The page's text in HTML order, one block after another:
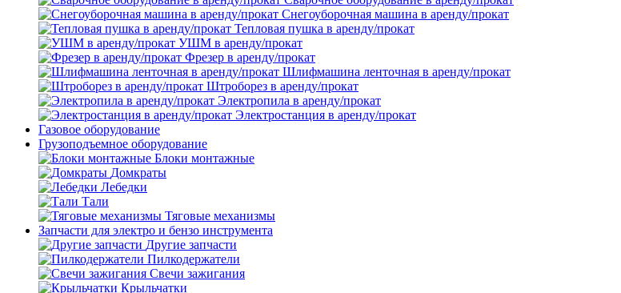
Снегоуборочная машина в аренду/прокат
Тепловая пушка в аренду/прокат
УШМ в аренду/прокат
Фрезер в аренду/прокат
Шлифмашина ленточная в аренду/прокат
Штроборез в аренду/прокат
Электропила в аренду/прокат
Электростанция в аренду/прокат
Газовое оборудование
Грузоподъемное оборудование
Блоки монтажные
Домкраты
Лебедки
Тали
Тяговые механизмы
Запчасти для электро и бензо инструмента
Другие запчасти
Пилкодержатели
Свечи зажигания
Крыльчатки